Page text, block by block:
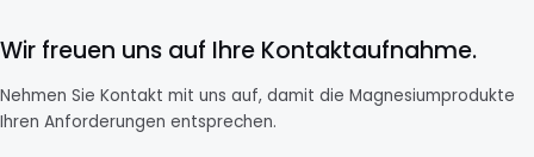
Wir freuen uns auf Ihre Kontaktaufnahme.
Nehmen Sie Kontakt mit uns auf, damit die Magnesiumprodukte
Ihren Anforderungen entsprechen.